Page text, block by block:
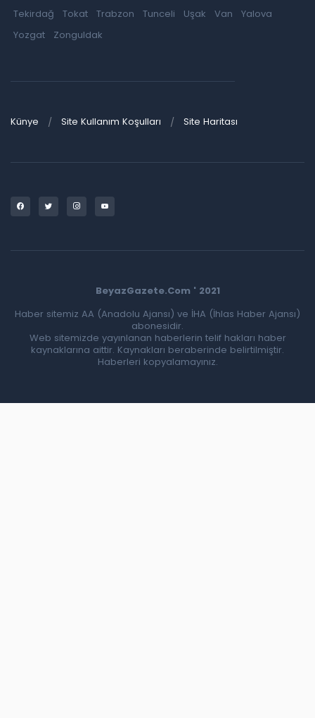
Tekirdağ Tokat Trabzon Tunceli Uşak Van
Yalova
Yozgat
Zonguldak
Künye Site Kullanım Koşulları Site Haritası
BeyazGazete.Com ' 2021
Haber sitemiz AA (Anadolu Ajansı) ve İHA (İhlas Haber Ajansı)
abonesidir.
Web sitemizde yayınlanan haberlerin telif hakları haber
kaynaklarına aittir. Kaynakları beraberinde belirtilmiştir.
Haberleri kopyalamayınız.